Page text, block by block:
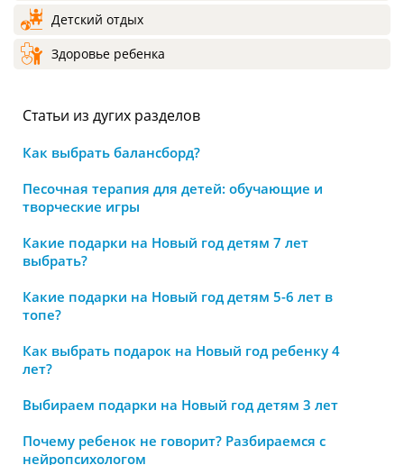
Детский отдых
Здоровье ребенка
Статьи из дугих разделов
Как выбрать балансборд?
Песочная терапия для детей: обучающие и
творческие игры
Какие подарки на Новый год детям 7 лет
выбрать?
Какие подарки на Новый год детям 5-6 лет в
топе?
Как выбрать подарок на Новый год ребенку 4
лет?
Выбираем подарки на Новый год детям 3 лет
Почему ребенок не говорит? Разбираемся с
нейропсихологом